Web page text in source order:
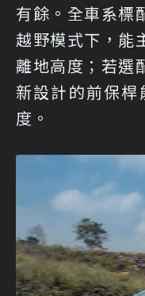
有餘。全車系標
越野模式下，能
離地高度；若選
新設計的前保
度。